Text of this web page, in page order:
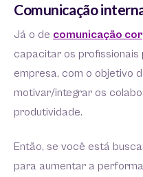
Comunicação
Já o de comunicação
capacitar os profissionais
empresa, com o objetivo
motivar/integrar os
produtividade.
Então, se você está
para aumentar a